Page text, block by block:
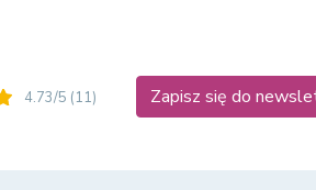
4.73/5 (11) Zapisz się do